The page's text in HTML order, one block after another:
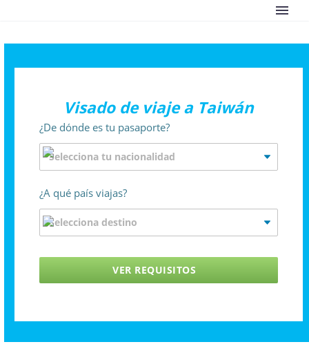
Visado de viaje a Taiwán
¿De dónde es tu pasaporte?
¿A qué país viajas?
VER REQUISITOS